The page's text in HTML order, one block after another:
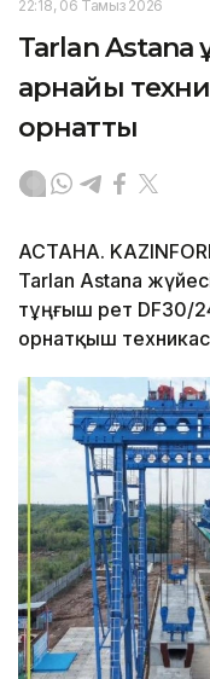
22:18, 06 Тамыз 2026
Tarlan Astana
арнайы
орнатты
АСТАНА.
Tarlan Astana
тұңғыш рет DF30/
орнатқыш